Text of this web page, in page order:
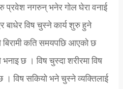
प्रवेश नगरुन् भनेर गोल घेरा वनाई
बाधेर विष चुस्ने कार्य शुरु हुने
कति समयपछि आएको छ
छ । विष चुस्दा शरीरमा विष
। विष सकियो भने चुस्ने व्यक्तिलाई